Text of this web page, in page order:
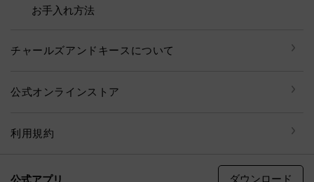
お手入れ方法
チャールズアンドキースについて
公式オンラインストア
利用規約